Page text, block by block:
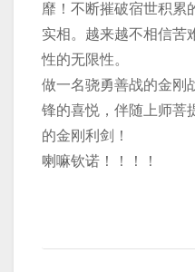
靡！不断摧破宿世积累
实相。越来越不相信苦
性的无限性。
做一名骁勇善战的金刚
锋的喜悦，伴随上师菩
的金刚利剑！
喇嘛钦诺！！！！